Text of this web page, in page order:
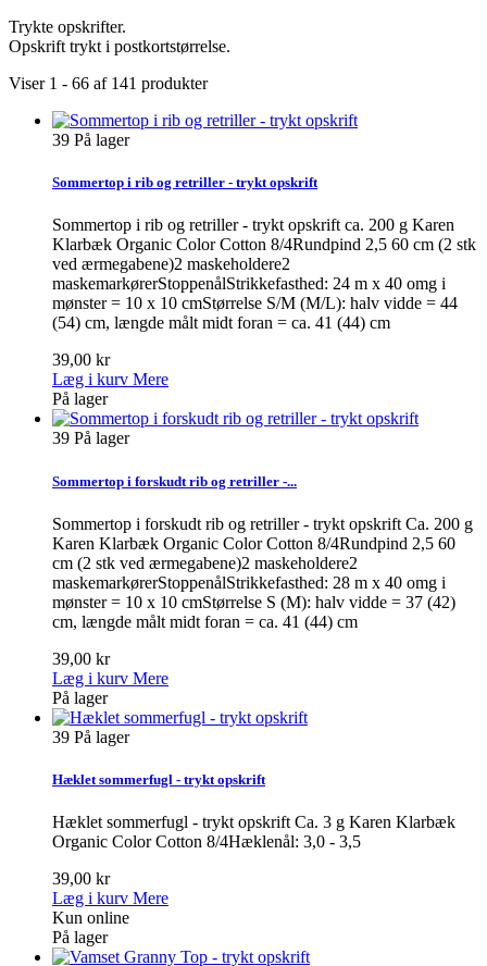
Trykte opskrifter.
Opskrift trykt i postkortstørrelse.
Viser 1 - 66 af 141 produkter
39 På lager
Sommertop i rib og retriller - trykt opskrift
Sommertop i rib og retriller - trykt opskrift ca. 200 g Karen
Klarbæk Organic Color Cotton 8/4Rundpind 2,5 60 cm (2 stk
ved ærmegabene)2 maskeholdere2
maskemarkørerStoppenålStrikkefasthed: 24 m x 40 omg i
mønster = 10 x 10 cmStørrelse S/M (M/L): halv vidde = 44
(54) cm, længde målt midt foran = ca. 41 (44) cm
39,00 kr
Læg i kurv Mere
På lager
39 På lager
Sommertop i forskudt rib og retriller -...
Sommertop i forskudt rib og retriller - trykt opskrift Ca. 200 g
Karen Klarbæk Organic Color Cotton 8/4Rundpind 2,5 60
cm (2 stk ved ærmegabene)2 maskeholdere2
maskemarkørerStoppenålStrikkefasthed: 28 m x 40 omg i
mønster = 10 x 10 cmStørrelse S (M): halv vidde = 37 (42)
cm, længde målt midt foran = ca. 41 (44) cm
39,00 kr
Læg i kurv Mere
På lager
39 På lager
Hæklet sommerfugl - trykt opskrift
Hæklet sommerfugl - trykt opskrift Ca. 3 g Karen Klarbæk
Organic Color Cotton 8/4Hæklenål: 3,0 - 3,5
39,00 kr
Læg i kurv Mere
Kun online
På lager